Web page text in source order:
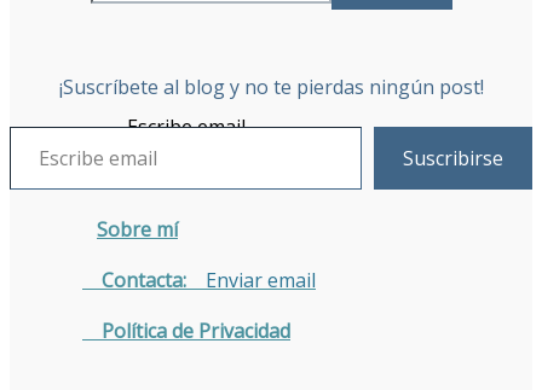
¡Suscríbete al blog y no te pierdas ningún post!
Escribe email
Suscribirse
Sobre mí
Contacta: Enviar email
Política de Privacidad